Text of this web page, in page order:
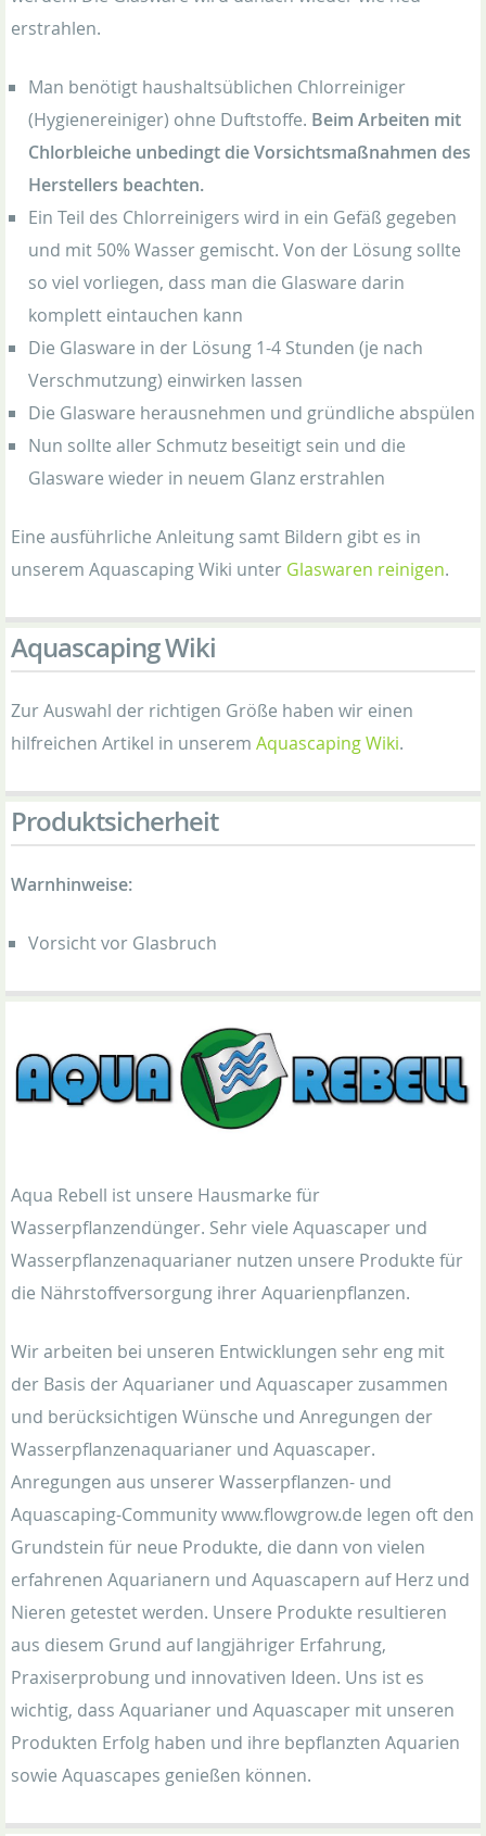
erstrahlen.
Man benötigt haushaltsüblichen Chlorreiniger
(Hygienereiniger) ohne Duftstoffe. Beim Arbeiten mit
Chlorbleiche unbedingt die Vorsichtsmaßnahmen des
Herstellers beachten.
Ein Teil des Chlorreinigers wird in ein Gefäß gegeben
und mit 50% Wasser gemischt. Von der Lösung sollte
so viel vorliegen, dass man die Glasware darin
komplett eintauchen kann
Die Glasware in der Lösung 1-4 Stunden (je nach
Verschmutzung) einwirken lassen
Die Glasware herausnehmen und gründliche abspülen
Nun sollte aller Schmutz beseitigt sein und die
Glasware wieder in neuem Glanz erstrahlen
Eine ausführliche Anleitung samt Bildern gibt es in
unserem Aquascaping Wiki unter Glaswaren reinigen.
Aquascaping Wiki
Zur Auswahl der richtigen Größe haben wir einen
hilfreichen Artikel in unserem Aquascaping Wiki.
Produktsicherheit
Warnhinweise:
Vorsicht vor Glasbruch
Aqua Rebell ist unsere Hausmarke für
Wasserpflanzendünger. Sehr viele Aquascaper und
Wasserpflanzenaquarianer nutzen unsere Produkte für
die Nährstoffversorgung ihrer Aquarienpflanzen.
Wir arbeiten bei unseren Entwicklungen sehr eng mit
der Basis der Aquarianer und Aquascaper zusammen
und berücksichtigen Wünsche und Anregungen der
Wasserpflanzenaquarianer und Aquascaper.
Anregungen aus unserer Wasserpflanzen- und
Aquascaping-Community www.flowgrow.de legen oft den
Grundstein für neue Produkte, die dann von vielen
erfahrenen Aquarianern und Aquascapern auf Herz und
Nieren getestet werden. Unsere Produkte resultieren
aus diesem Grund auf langjähriger Erfahrung,
Praxiserprobung und innovativen Ideen. Uns ist es
wichtig, dass Aquarianer und Aquascaper mit unseren
Produkten Erfolg haben und ihre bepflanzten Aquarien
sowie Aquascapes genießen können.